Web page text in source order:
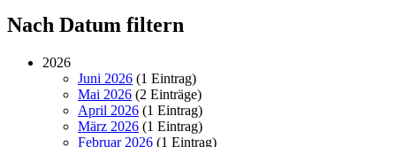
Nach Datum filtern
2026
Juni 2026 (1 Eintrag)
Mai 2026 (2 Einträge)
April 2026 (1 Eintrag)
März 2026 (1 Eintrag)
Februar 2026 (1 Eintrag)